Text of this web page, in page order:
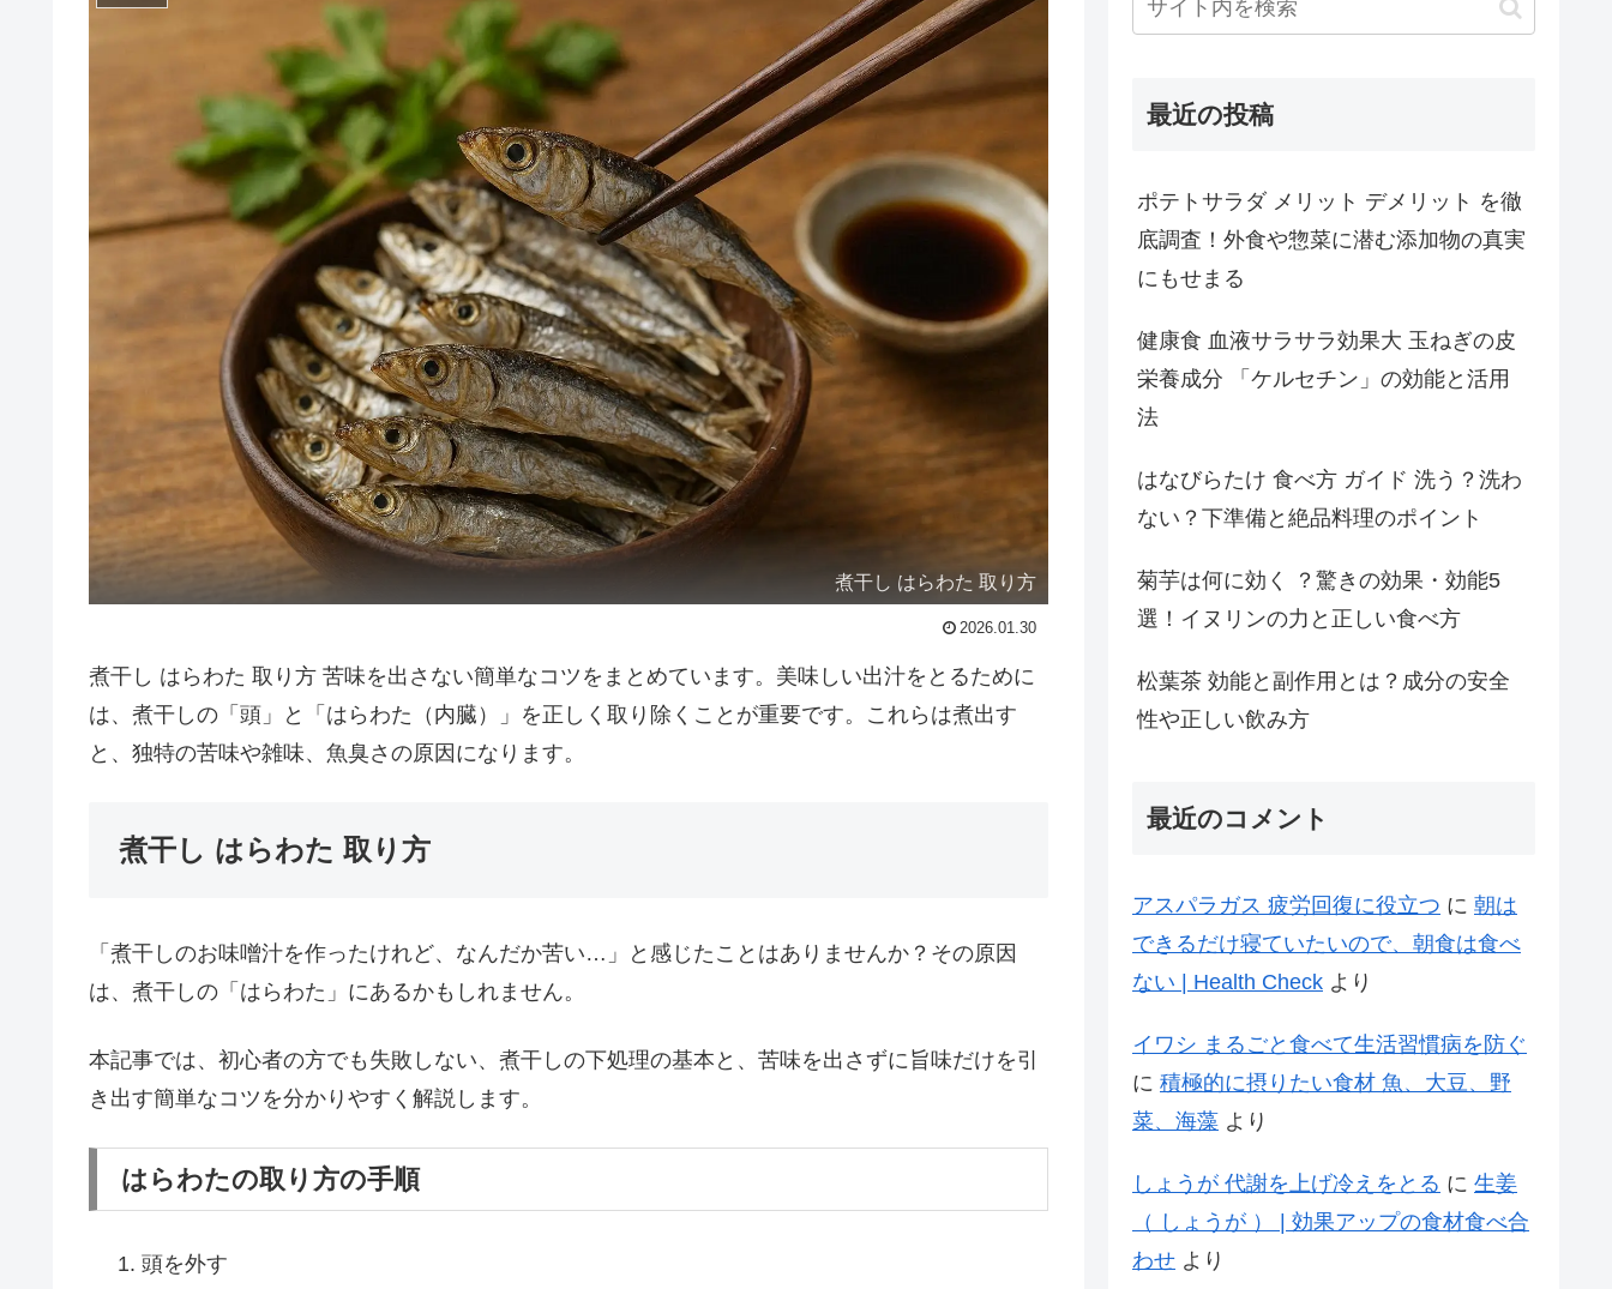
煮干し はらわた 取り方
2026.01.30
煮干し はらわた 取り方 苦味を出さない簡単なコツをまとめています。美味しい出汁をとるために
は、煮干しの「頭」と「はらわた（内臓）」を正しく取り除くことが重要です。これらは煮出す
と、独特の苦味や雑味、魚臭さの原因になります。
煮干し はらわた 取り方
「煮干しのお味噌汁を作ったけれど、なんだか苦い…」と感じたことはありませんか？その原因
は、煮干しの「はらわた」にあるかもしれません。
本記事では、初心者の方でも失敗しない、煮干しの下処理の基本と、苦味を出さずに旨味だけを引
き出す簡単なコツを分かりやすく解説します。
はらわたの取り方の手順
頭を外す
最近の投稿
ポテトサラダ メリット デメリット を徹
底調査！外食や惣菜に潜む添加物の真実
にもせまる
健康食 血液サラサラ効果大 玉ねぎの皮
栄養成分 「ケルセチン」の効能と活用
法
はなびらたけ 食べ方 ガイド 洗う？洗わ
ない？下準備と絶品料理のポイント
菊芋は何に効く ？驚きの効果・効能5
選！イヌリンの力と正しい食べ方
松葉茶 効能と副作用とは？成分の安全
性や正しい飲み方
最近のコメント
アスパラガス 疲労回復に役立つ に 朝は
できるだけ寝ていたいので、朝食は食べ
ない | Health Check より
イワシ まるごと食べて生活習慣病を防ぐ
に 積極的に摂りたい食材 魚、大豆、野
菜、海藻 より
しょうが 代謝を上げ冷えをとる に 生姜
（ しょうが ） | 効果アップの食材食べ合
わせ より